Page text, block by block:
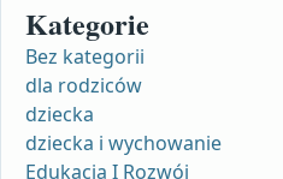
Kategorie
Bez kategorii
dla rodziców
dziecka
dziecka i wychowanie
Edukacja I Rozwój